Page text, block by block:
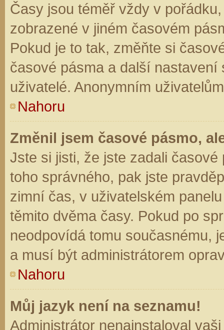
Časy jsou téměř vždy v
zobrazené v jiném časovém
Pokud je to tak, změňte si
časové pásma a další
uživatelé. Anonymním
Nahoru
Změnil jsem časové pásmo,
Jste si jisti, že jste zadali
toho správného, pak jste
zimní čas, v uživatelském
těmito dvěma časy. Pokud po
neodpovídá tomu současnému,
a musí být administrátorem
Nahoru
Můj jazyk není na seznamu!
Administrátor nenainstaloval